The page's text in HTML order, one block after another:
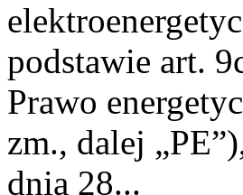
podstawie art.
Prawo
zm., dalej
dnia 28...